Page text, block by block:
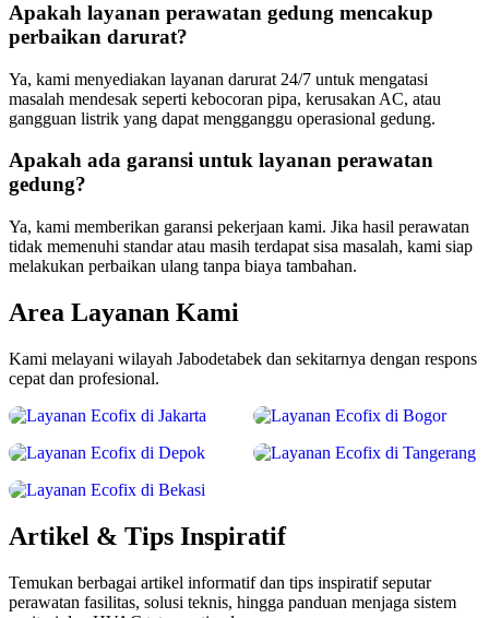
Apakah layanan perawatan gedung mencakup
perbaikan darurat?
Ya, kami menyediakan layanan darurat 24/7 untuk mengatasi
masalah mendesak seperti kebocoran pipa, kerusakan AC, atau
gangguan listrik yang dapat mengganggu operasional gedung.
Apakah ada garansi untuk layanan perawatan
gedung?
Ya, kami memberikan garansi pekerjaan kami. Jika hasil perawatan
tidak memenuhi standar atau masih terdapat sisa masalah, kami siap
melakukan perbaikan ulang tanpa biaya tambahan.
Area Layanan Kami
Kami melayani wilayah Jabodetabek dan sekitarnya dengan respons
cepat dan profesional.
Jakarta Bogor
Depok Tangerang
Bekasi
Artikel & Tips Inspiratif
Temukan berbagai artikel informatif dan tips inspiratif seputar
perawatan fasilitas, solusi teknis, hingga panduan menjaga sistem